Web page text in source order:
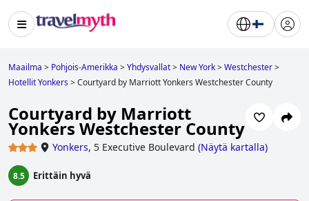
Maailma > Pohjois-Amerikka >Yhdysvallat> New York>Westchester>
Hotellit Yonkers>Courtyard by Marriott Yonkers Westchester County
Courtyard by Marriott
Yonkers Westchester County
Yonkers, 5 Executive Boulevard (Näytä kartalla)
8.5 Erittäin hyvä